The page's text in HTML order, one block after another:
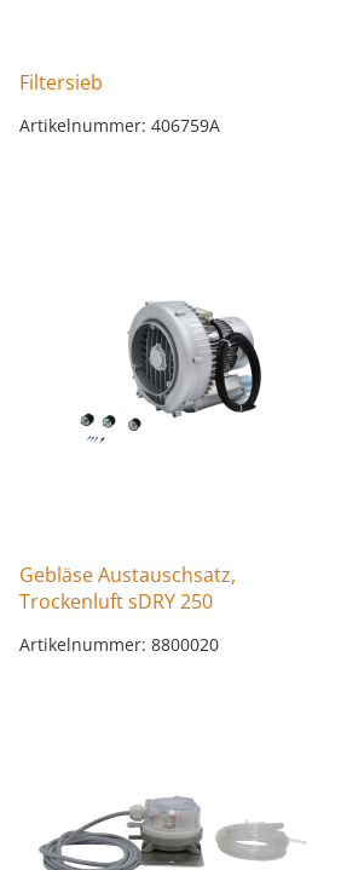
Filtersieb
Artikelnummer: 406759A
Gebläse Austauschsatz,
Trockenluft sDRY 250
Artikelnummer: 8800020